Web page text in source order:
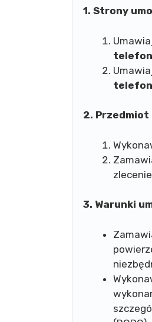
1. Strony
2. Przedmiot
3. Warunki